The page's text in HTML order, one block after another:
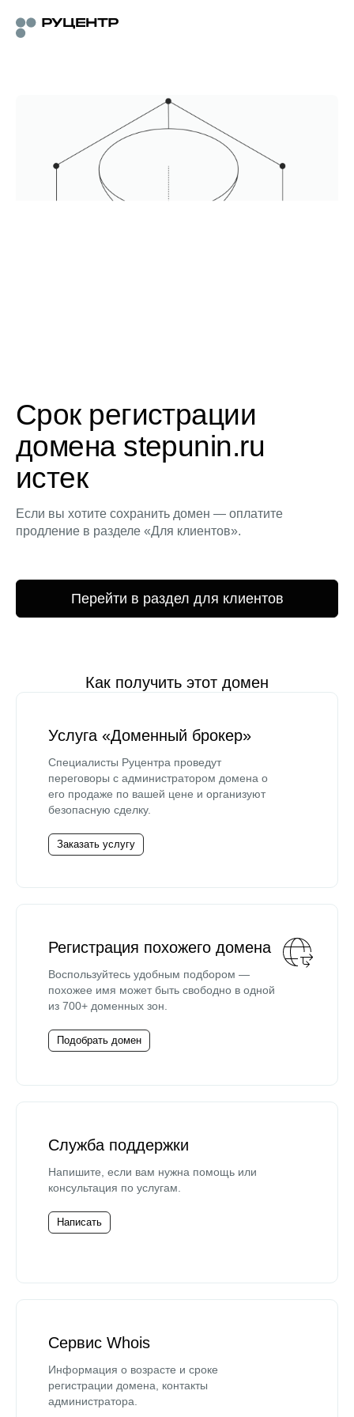
Срок регистрации
домена stepunin.ru
истек
Если вы хотите сохранить домен — оплатите
продление в разделе «Для клиентов».
Перейти в раздел для клиентов
Как получить этот домен
Услуга «Доменный брокер»
Специалисты Руцентра проведут
переговоры с администратором домена о
его продаже по вашей цене и организуют
безопасную сделку.
Заказать услугу
Регистрация похожего домена
Воспользуйтесь удобным подбором —
похожее имя может быть свободно в одной
из 700+ доменных зон.
Подобрать домен
Служба поддержки
Напишите, если вам нужна помощь или
консультация по услугам.
Написать
Сервис Whois
Информация о возрасте и сроке
регистрации домена, контакты
администратора.